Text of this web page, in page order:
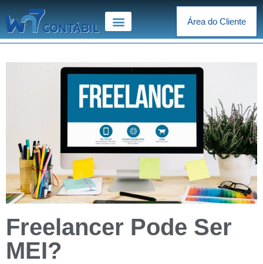
Área do Cliente
Freelancer Pode Ser
MEI?